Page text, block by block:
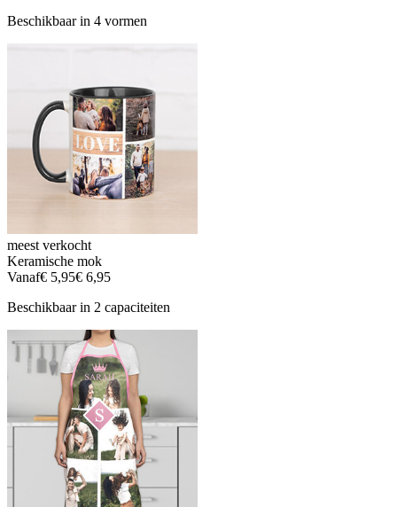
Beschikbaar in 4 vormen
meest verkocht
Keramische mok
Vanaf€ 5,95€ 6,95
Beschikbaar in 2 capaciteiten